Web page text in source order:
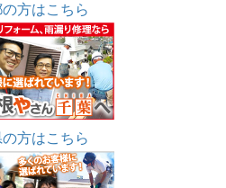
方はこちら
方はこちら